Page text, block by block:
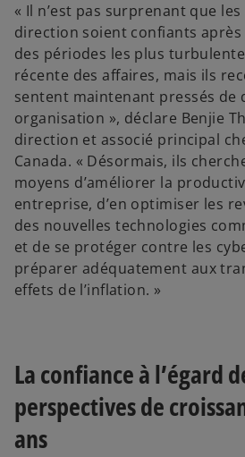
« Il n’est pas surprenant que les
direction soient confiants après
des périodes les plus
récente des affaires, mais ils
sentent maintenant pressés de
organisation », déclare Benjie
direction et associé principal
Canada. « Désormais, ils
moyens d’améliorer la
entreprise, d’en optimiser les
des nouvelles technologies
et de se protéger contre les
préparer adéquatement aux
effets de l’inflation. »
La confiance à l’égard
perspectives de
ans